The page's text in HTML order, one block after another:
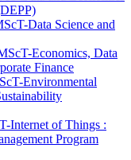
Data Science and
Economics, Data
Finance
Environmental
Internet of Things :
Program